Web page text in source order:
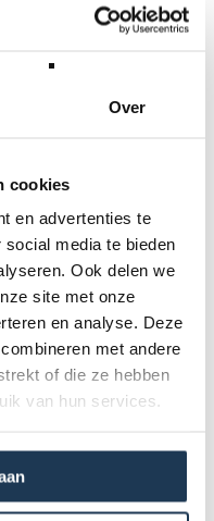
Over
cookies
en advertenties te
media te bieden
Ook delen we
site met onze
en analyse. Deze
met andere
of die ze hebben
van hun services.
PROMO